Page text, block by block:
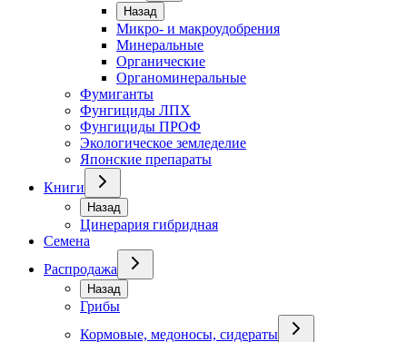
Назад
Микро- и макроудобрения
Минеральные
Органические
Органоминеральные
Фумиганты
Фунгициды ЛПХ
Фунгициды ПРОФ
Экологическое земледелие
Японские препараты
Книги
Назад
Цинерария гибридная
Семена
Распродажа
Назад
Грибы
Кормовые, медоносы, сидераты